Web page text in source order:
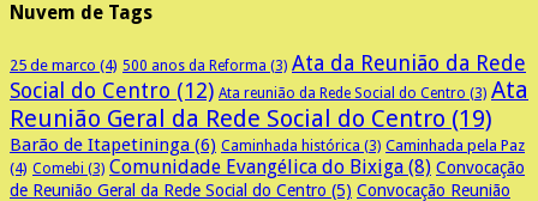
Nuvem de Tags
25 de marco (4) 500 anos da Reforma (3) Ata da Reunião da Rede
Social do Centro (12) Ata reunião da Rede Social do Centro (3) Ata
Reunião Geral da Rede Social do Centro (19)
Barão de Itapetininga (6) Caminhada histórica (3) Caminhada pela Paz
(4) Comebi (3) Comunidade Evangélica do Bixiga (8) Convocação
de Reunião Geral da Rede Social do Centro (5) Convocação Reunião